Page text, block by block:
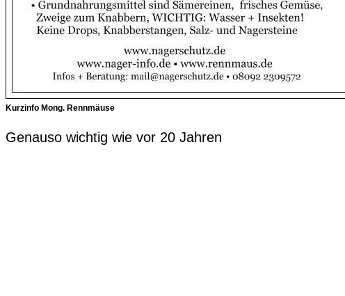
Kurzinfo Mong. Rennmäuse
Genauso wichtig wie vor 20 Jahren